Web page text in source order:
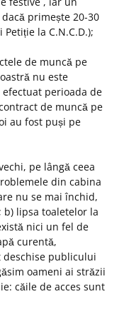
primește 20-30
la C.N.C.D.);
de muncă pe
nu este
perioada de
de muncă pe
au fost puși pe
pe lângă ceea
din cabina
nu se mai închid,
lipsa toaletelor la
nici un fel de
curentă,
deschise publicului
oameni ai străzii
căile de acces sunt